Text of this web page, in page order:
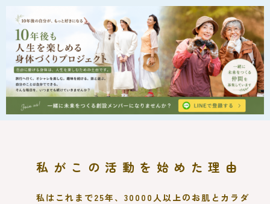
私がこの活動を始めた理由
私はこれまで25年、30000人以上のお肌とカラダ